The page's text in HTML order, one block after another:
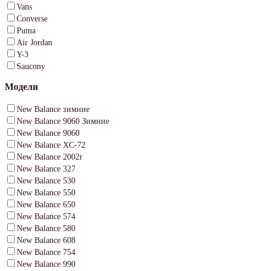
Vans
Converse
Puma
Air Jordan
Y-3
Saucony
Модели
New Balance зимние
New Balance 9060 Зимние
New Balance 9060
New Balance XC-72
New Balance 2002r
New Balance 327
New Balance 530
New Balance 550
New Balance 650
New Balance 574
New Balance 580
New Balance 608
New Balance 754
New Balance 990